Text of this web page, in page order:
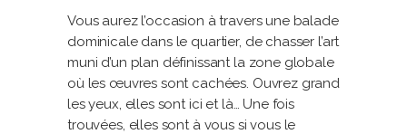
Vous aurez l’occasion à travers une balade
dominicale dans le quartier, de chasser l’art
muni d’un plan définissant la zone globale
où les œuvres sont cachées. Ouvrez grand
les yeux, elles sont ici et là… Une fois
trouvées, elles sont à vous si vous le